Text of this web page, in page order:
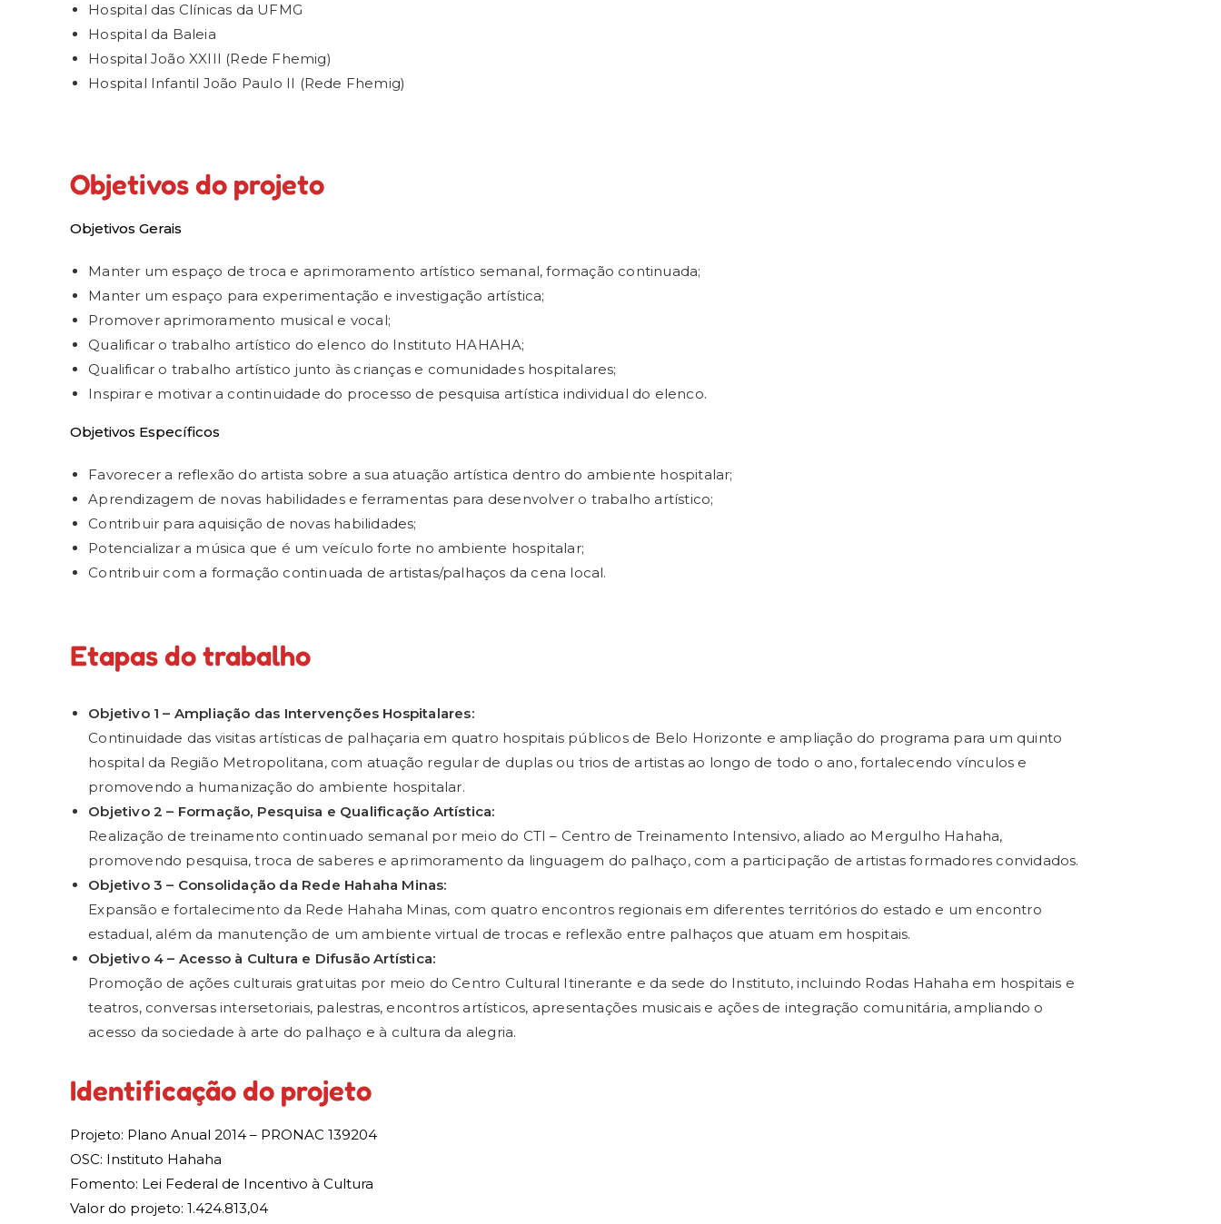
Hospital das Clínicas da UFMG
Hospital da Baleia
Hospital João XXIII (Rede Fhemig)
Hospital Infantil João Paulo II (Rede Fhemig)
Objetivos do projeto
Objetivos Gerais
Manter um espaço de troca e aprimoramento artístico semanal, formação continuada;
Manter um espaço para experimentação e investigação artística;
Promover aprimoramento musical e vocal;
Qualificar o trabalho artístico do elenco do Instituto HAHAHA;
Qualificar o trabalho artístico junto às crianças e comunidades hospitalares;
Inspirar e motivar a continuidade do processo de pesquisa artística individual do elenco.
Objetivos Específicos
Favorecer a reflexão do artista sobre a sua atuação artística dentro do ambiente hospitalar;
Aprendizagem de novas habilidades e ferramentas para desenvolver o trabalho artístico;
Contribuir para aquisição de novas habilidades;
Potencializar a música que é um veículo forte no ambiente hospitalar;
Contribuir com a formação continuada de artistas/palhaços da cena local.
Etapas do trabalho
Objetivo 1 – Ampliação das Intervenções Hospitalares:
Continuidade das visitas artísticas de palhaçaria em quatro hospitais públicos de Belo Horizonte e ampliação do programa para um quinto
hospital da Região Metropolitana, com atuação regular de duplas ou trios de artistas ao longo de todo o ano, fortalecendo vínculos e
promovendo a humanização do ambiente hospitalar.
Objetivo 2 – Formação, Pesquisa e Qualificação Artística:
Realização de treinamento continuado semanal por meio do CTI – Centro de Treinamento Intensivo, aliado ao Mergulho Hahaha,
promovendo pesquisa, troca de saberes e aprimoramento da linguagem do palhaço, com a participação de artistas formadores convidados.
Objetivo 3 – Consolidação da Rede Hahaha Minas:
Expansão e fortalecimento da Rede Hahaha Minas, com quatro encontros regionais em diferentes territórios do estado e um encontro
estadual, além da manutenção de um ambiente virtual de trocas e reflexão entre palhaços que atuam em hospitais.
Objetivo 4 – Acesso à Cultura e Difusão Artística:
Promoção de ações culturais gratuitas por meio do Centro Cultural Itinerante e da sede do Instituto, incluindo Rodas Hahaha em hospitais e
teatros, conversas intersetoriais, palestras, encontros artísticos, apresentações musicais e ações de integração comunitária, ampliando o
acesso da sociedade à arte do palhaço e à cultura da alegria.
Identificação do projeto
Projeto: Plano Anual 2014 – PRONAC 139204
OSC: Instituto Hahaha
Fomento: Lei Federal de Incentivo à Cultura
Valor do projeto: 1.424.813,04